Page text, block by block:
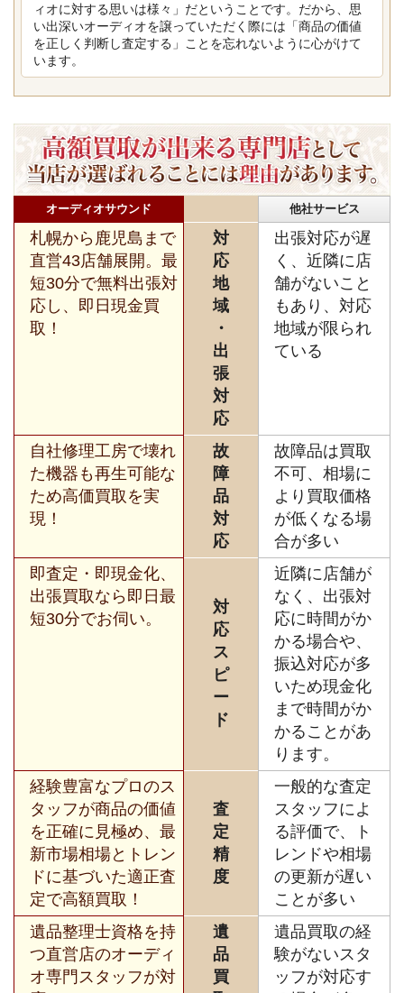
ィオに対する思いは様々」だということです。だから、思
い出深いオーディオを譲っていただく際には「商品の価値
を正しく判断し査定する」ことを忘れないように心がけて
います。
オーディオサウンド 他社サービス
札幌から鹿児島まで
直営43店舗展開。最
短30分で無料出張対
応し、即日現金買
取！
対
応
地
域
・
出
張
対
応
出張対応が遅
く、近隣に店
舗がないこと
もあり、対応
地域が限られ
ている
自社修理工房で壊れ
た機器も再生可能な
ため高価買取を実
現！
故
障
品
対
応
故障品は買取
不可、相場に
より買取価格
が低くなる場
合が多い
即査定・即現金化、
出張買取なら即日最
短30分でお伺い。
対
応
ス
ピ
ー
ド
近隣に店舗が
なく、出張対
応に時間がか
かる場合や、
振込対応が多
いため現金化
まで時間がか
かることがあ
ります。
経験豊富なプロのス
タッフが商品の価値
を正確に見極め、最
新市場相場とトレン
ドに基づいた適正査
定で高額買取！
査
定
精
度
一般的な査定
スタッフによ
る評価で、ト
レンドや相場
の更新が遅い
ことが多い
遺品整理士資格を持
つ直営店のオーディ
オ専門スタッフが対
遺
品
買
遺品買取の経
験がないスタ
ッフが対応す